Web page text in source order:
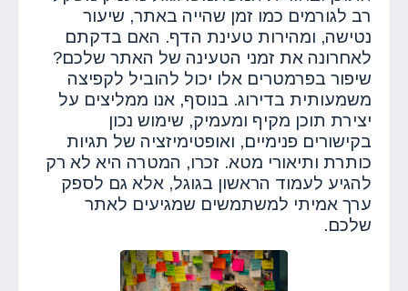
רב לגורמים כמו זמן שהייה באתר, שיעור
נטישה, ומהירות טעינת הדף. האם בדקתם
לאחרונה את זמני הטעינה של האתר שלכם?
שיפור בפרמטרים אלו יכול להוביל לקפיצה
משמעותית בדירוג. בנוסף, אנו ממליצים על
יצירת תוכן מקיף ומעמיק, שימוש נכון
בקישורים פנימיים, ואופטימיזציה של תגיות
כותרת ותיאורי מטא. זכרו, המטרה היא לא רק
להגיע לעמוד הראשון בגוגל, אלא גם לספק
ערך אמיתי למשתמשים שמגיעים לאתר
שלכם.